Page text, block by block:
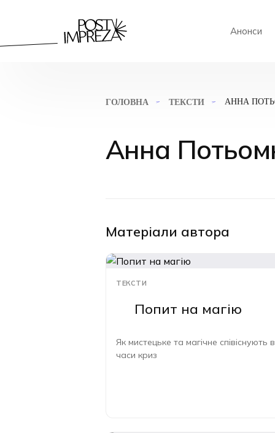
Анонси
ГОЛОВНА ТЕКСТИ АННА
Анна
Матеріали автора
ТЕКСТИ
Попит на магію
Як мистецьке та магічне співіснують в
часи криз